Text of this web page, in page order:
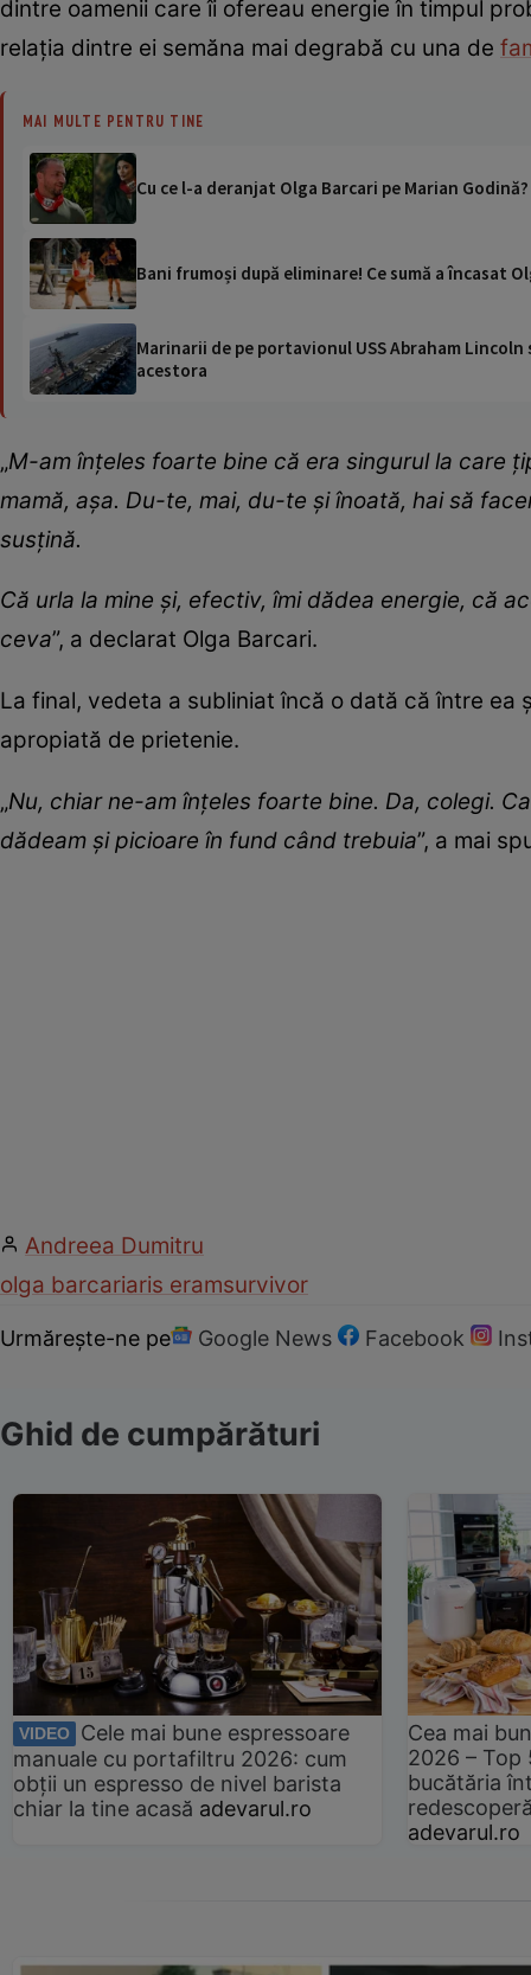
dintre oamenii care îi ofereau energie în timpul
relația dintre ei semăna mai degrabă cu una de
MAI MULTE PENTRU TINE
Cu ce l-a deranjat Olga Barcari pe Marian
Bani frumoși după eliminare! Ce sumă a încasat
Marinarii de pe portavionul USS Abraham
acestora
„M-am înțeles foarte bine că era singurul la care
mamă, așa. Du-te, mai, du-te și înoată, hai să
susțină.
Că urla la mine și, efectiv, îmi dădea energie, că
ceva”, a declarat Olga Barcari.
La final, vedeta a subliniat încă o dată că între ea
apropiată de prietenie.
„Nu, chiar ne-am înțeles foarte bine. Da, colegi.
dădeam și picioare în fund când trebuia”, a mai
Andreea Dumitru
olga barcariaris eramsurvivor
Urmărește-ne pe Google News Facebook
Ghid de cumpărături
VIDEO
Cele mai bune espressoare
manuale cu portafiltru 2026: cum
obții un espresso de nivel barista
chiar la tine acasă adevarul.ro
Cea mai
2026 –
bucătăria
adevarul.ro